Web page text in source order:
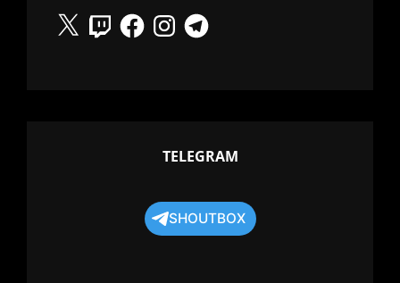
X
TwitchFacebookInstagramTelegram
TELEGRAM
SHOUTBOX